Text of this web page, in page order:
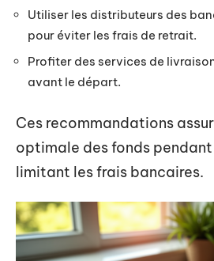
Utiliser les distributeurs des
pour éviter les frais de retrait.
Profiter des services de
avant le départ.
Ces recommandations
optimale des fonds
limitant les frais bancaires.